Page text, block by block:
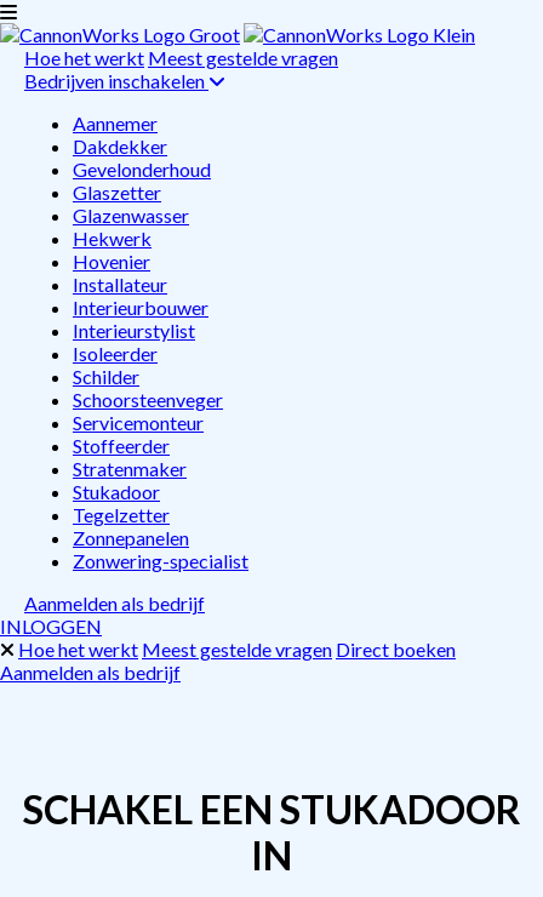
Hoe het werkt Meest gestelde vragen
Bedrijven inschakelen
Aannemer
Dakdekker
Gevelonderhoud
Glaszetter
Glazenwasser
Hekwerk
Hovenier
Installateur
Interieurbouwer
Interieurstylist
Isoleerder
Schilder
Schoorsteenveger
Servicemonteur
Stoffeerder
Stratenmaker
Stukadoor
Tegelzetter
Zonnepanelen
Zonwering-specialist
Aanmelden als bedrijf
INLOGGEN
Hoe het werkt Meest gestelde vragen Direct boeken
Aanmelden als bedrijf
SCHAKEL EEN STUKADOOR
IN